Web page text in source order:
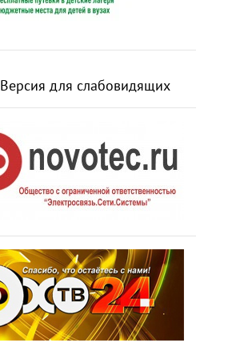
Версия для слабовидящих